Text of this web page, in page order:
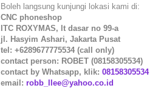
Boleh langsung kunjungi lokasi kami di:
CNC phoneshop
ITC ROXYMAS, lt dasar no 99-a
jl. Hasyim Ashari, Jakarta Pusat
tel: +6289677775534 (call only)
contact person: ROBET (08158305534)
contact by Whatsapp, klik: 08158305534
email: robb_llee@yahoo.co.id